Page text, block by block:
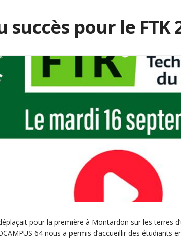
succès pour le FTK
pour la première à Montardon sur les terres
64 nous a permis d’accueillir des étudiants